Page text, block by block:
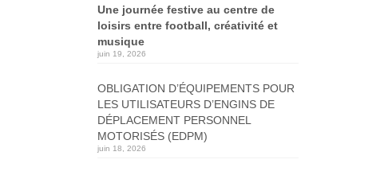
Une journée festive au centre de
loisirs entre football, créativité et
musique
juin 19, 2026
OBLIGATION D’ÉQUIPEMENTS POUR
LES UTILISATEURS D’ENGINS DE
DÉPLACEMENT PERSONNEL
MOTORISÉS (EDPM)
juin 18, 2026